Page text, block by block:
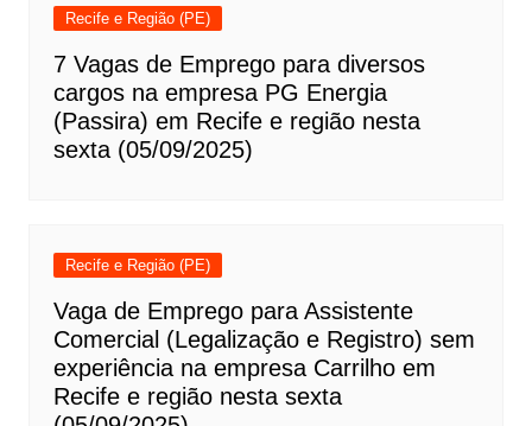
Recife e Região (PE)
7 Vagas de Emprego para diversos
cargos na empresa PG Energia
(Passira) em Recife e região nesta
sexta (05/09/2025)
Recife e Região (PE)
Vaga de Emprego para Assistente
Comercial (Legalização e Registro) sem
experiência na empresa Carrilho em
Recife e região nesta sexta